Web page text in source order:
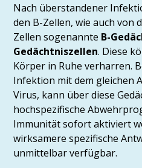
Nach überstandener
den B-Zellen, wie auch von
Zellen sogenannte B-
Gedächtniszellen. Diese
Körper in Ruhe verharren.
Infektion mit dem gleichen
Virus, kann über diese
hochspezifische
Immunität sofort aktiviert
wirksamere spezifische
unmittelbar verfügbar.